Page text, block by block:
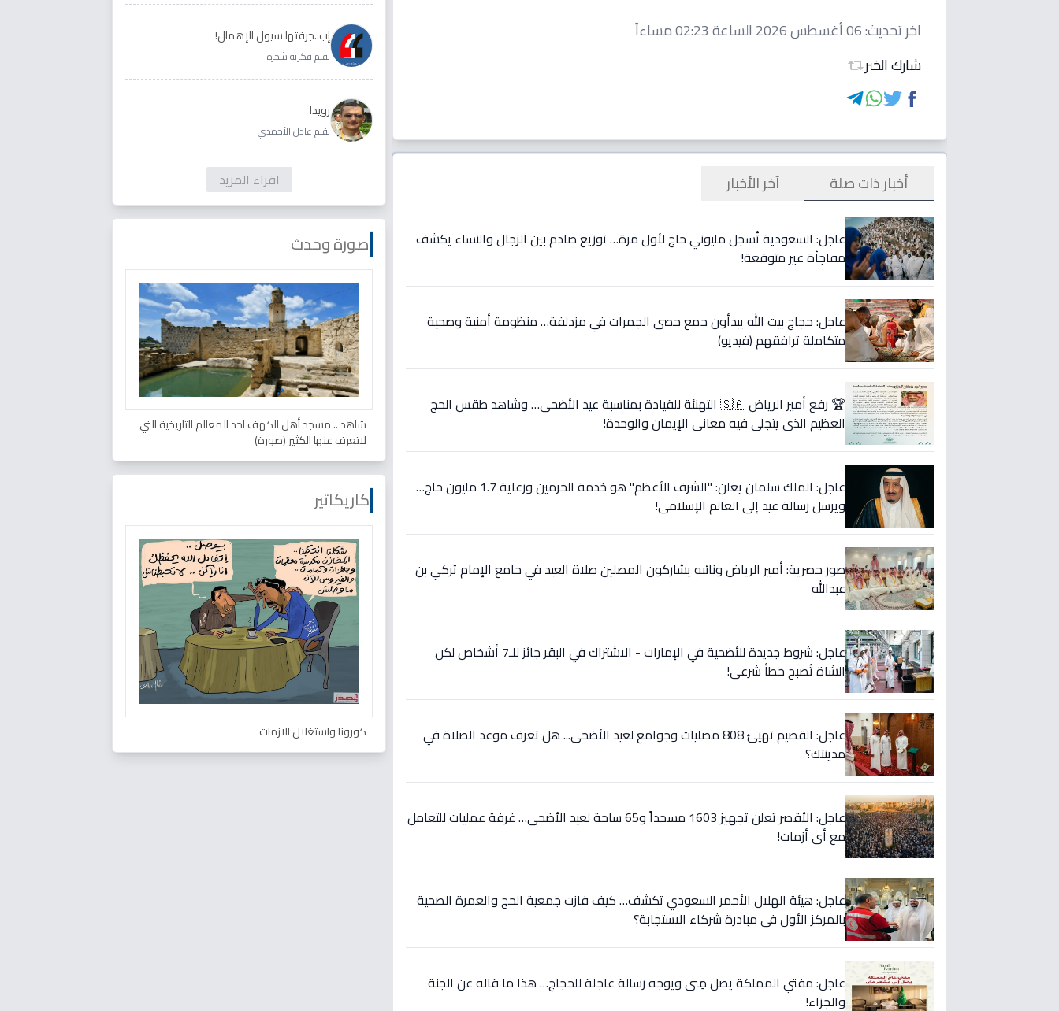
اخر تحديث:06 أغسطس 2026 الساعة 02:23 مساءاً
شارك الخبر
أخبار ذات صلة آخر الأخبار
عاجل: السعودية تُسجل مليوني حاج لأول مرة… توزيع صادم بين الرجال والنساء يكشف
مفاجأة غير متوقعة!
عاجل: حجاج بيت الله يبدأون جمع حصى الجمرات في مزدلفة… منظومة أمنية وصحية
متكاملة ترافقهم (فيديو)
🏆 رفع أمير الرياض 🇸🇦 التهنئة للقيادة بمناسبة عيد الأضحى… وشاهد طقس الحج
العظيم الذي يتجلى فيه معاني الإيمان والوحدة!
عاجل: الملك سلمان يعلن: "الشرف الأعظم" هو خدمة الحرمين ورعاية 1.7 مليون حاج…
ويرسل رسالة عيد إلى العالم الإسلامي!
صور حصرية: أمير الرياض ونائبه يشاركون المصلين صلاة العيد في جامع الإمام تركي بن
عبدالله
عاجل: شروط جديدة للأضحية في الإمارات - الاشتراك في البقر جائز للـ7 أشخاص لكن
الشاة تُصبح خطأ شرعي!
عاجل: القصيم تهيئ 808 مصليات وجوامع لعيد الأضحى... هل تعرف موعد الصلاة في
مدينتك؟
عاجل: الأقصر تعلن تجهيز 1603 مسجداً و65 ساحة لعيد الأضحى… غرفة عمليات للتعامل
مع أي أزمات!
عاجل: هيئة الهلال الأحمر السعودي تكشف… كيف فازت جمعية الحج والعمرة الصحية
بالمركز الأول في مبادرة شركاء الاستجابة؟
عاجل: مفتي المملكة يصل مِنى ويوجه رسالة عاجلة للحجاج… هذا ما قاله عن الجنة
والجزاء!
إب..جرفتها سيول الإهمال!
بقلم فكرية شحرة
رويداَ
بقلم عادل الأحمدي
اقراء المزيد
صورة وحدث
شاهد .. مسجد أهل الكهف احد المعالم التاريخية التي
لاتعرف عنها الكثير (صورة)
كاريكاتير
كورونا واستغلال الازمات